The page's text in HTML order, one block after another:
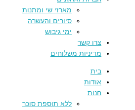
מארזי שי ומתנות
סיורים והעשרה
ימי גיבוש
צרו קשר
מדיניות משלוחים
בית
אודות
חנות
ללא תוספת סוכר